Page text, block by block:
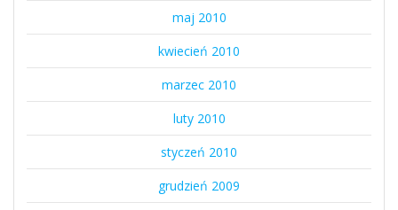
maj 2010
kwiecień 2010
marzec 2010
luty 2010
styczeń 2010
grudzień 2009